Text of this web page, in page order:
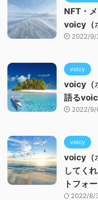
NFT・
voicy（
2022/9/
voicy
voicy（
語る
2022/9/
voicy
voicy（
してく
トフォ
2022/8/